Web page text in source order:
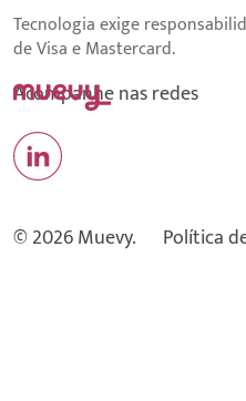
Tecnologia exige
de Visa e Mastercard.
Acompanhe nas redes
© 2026 Muevy. Política